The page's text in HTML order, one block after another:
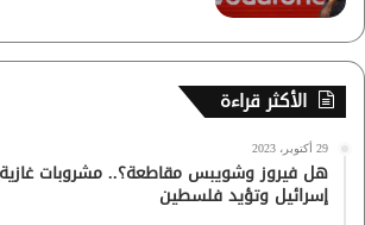
الأكثر قراءة
29 أكتوبر، 2023
هل فيروز وشويبس مقاطعة؟.. مشروبات
إسرائيل وتؤيد فلسطين